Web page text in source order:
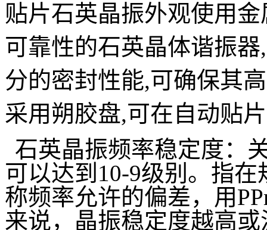
贴片石英晶振外观使用
可靠性的石英晶体谐振
分的密封性能,可确保其
采用朔胶盘,可在自动贴
石英晶振频率稳定度：
可以达到10-9级别。 指在
称频率允许的偏差，用
来说，晶振稳定度越高